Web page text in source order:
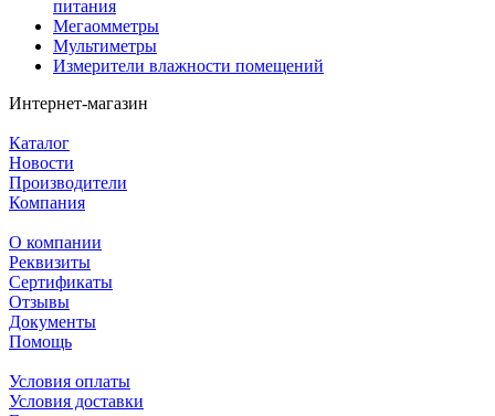
питания
Мегаомметры
Мультиметры
Измерители влажности помещений
Интернет-магазин
Каталог
Новости
Производители
Компания
О компании
Реквизиты
Сертификаты
Отзывы
Документы
Помощь
Условия оплаты
Условия доставки